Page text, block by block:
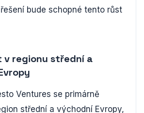
bude schopné tento růst
v regionu střední a
Ventures se primárně
střední a východní Evropy,